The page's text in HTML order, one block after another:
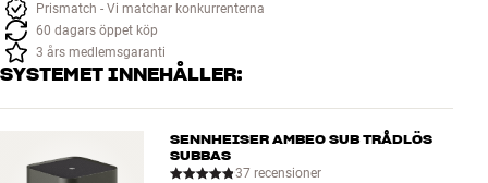
Prismatch - Vi matchar konkurrenterna
60 dagars öppet köp
3 års medlemsgaranti
SYSTEMET INNEHÅLLER:
SENNHEISER AMBEO SUB TRÅDLÖS
SUBBAS
37 recensioner